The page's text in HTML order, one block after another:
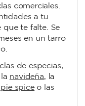
comerciales.
a tu
te falte. Se
en un tarro
de especias,
navideña, la
spiceo las